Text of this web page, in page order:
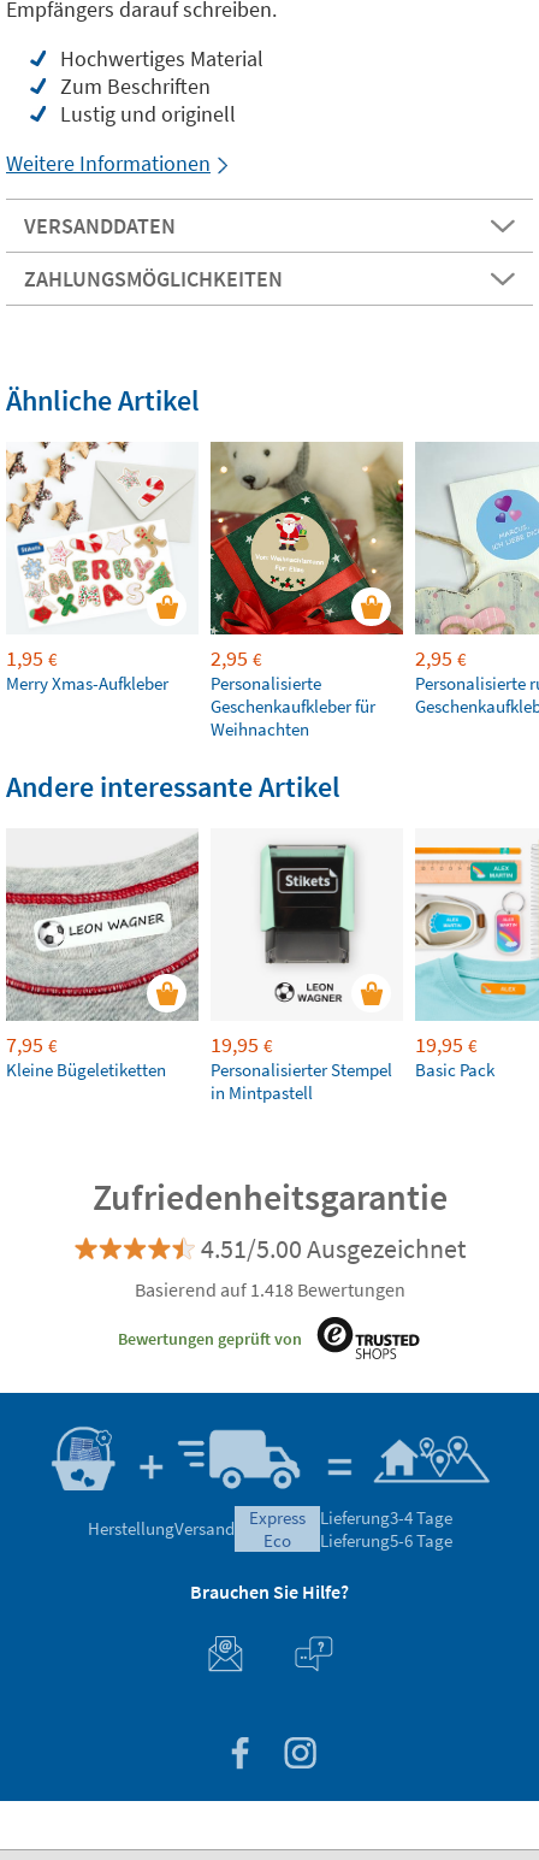
Empfängers darauf schreiben.
Hochwertiges Material
Zum Beschriften
Lustig und originell
Weitere Informationen
VERSANDDATEN
ZAHLUNGSMÖGLICHKEITEN
Ähnliche Artikel
1,95 €
Merry Xmas-Aufkleber
2,95 €
Personalisierte
Geschenkaufkleber für
Weihnachten
2,95 €
Personalisierte
Andere interessante Artikel
7,95 €
Kleine Bügeletiketten
19,95 €
Personalisierter Stempel
in Mintpastell
19,95 €
Basic Pack
Zufriedenheitsgarantie
4.51/5.00 Ausgezeichnet
Basierend auf 1.418 Bewertungen
Bewertungen geprüft von
HerstellungVersand
express
eco
Lieferung3-4 Tage
Lieferung5-6 Tage
Brauchen Sie Hilfe?